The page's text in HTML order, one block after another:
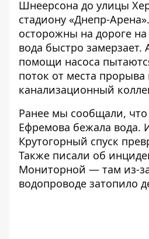
Шнеерсона до улицы
стадиону «Днепр-
осторожны на дороге на
вода быстро
помощи насоса
поток от места прорыва
канализационный
Ранее мы сообщали, что
Ефремова бежала вода.
Крутогорный спуск
Также писали об
Мониторной — там из-
водопроводе затопило